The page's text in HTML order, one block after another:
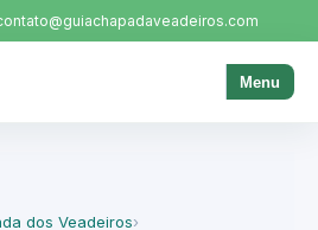
Menu
dos Veadeiros›